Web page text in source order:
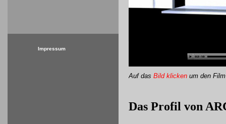
Auf das Bild klicken um den
Das Profil von
Impressum